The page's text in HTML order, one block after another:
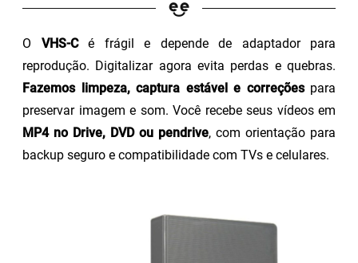
O VHS-Cé frágil e depende de adaptador para
reprodução. Digitalizar agora evita perdas e quebras.
Fazemos limpeza, captura estável e correçõespara
preservar imagem e som. Você recebe seus vídeos em
MP4 no Drive, DVD ou pendrive, com orientação para
backup seguro e compatibilidade com TVs e celulares.